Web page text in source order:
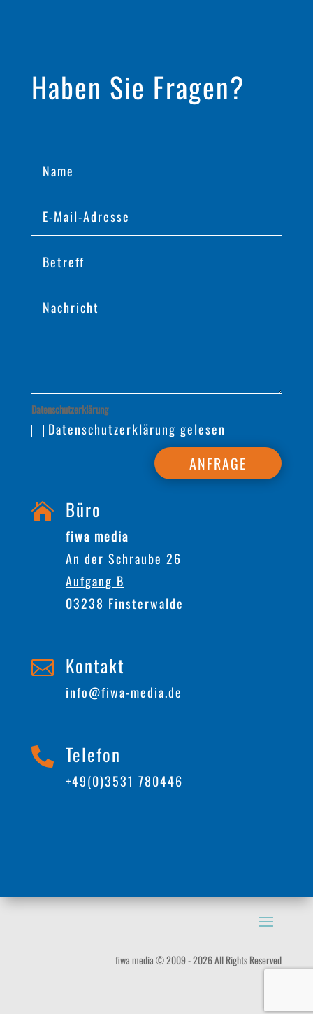
Haben Sie Fragen?
Datenschutzerklärung
Datenschutzerklärung gelesen
ANFRAGE
 Büro
fiwa media
An der Schraube 26
Aufgang B
03238 Finsterwalde
 Kontakt
info@fiwa-media.de
 Telefon
+49(0)3531 780446
fiwa media © 2009 - 2026 All Rights Reserved